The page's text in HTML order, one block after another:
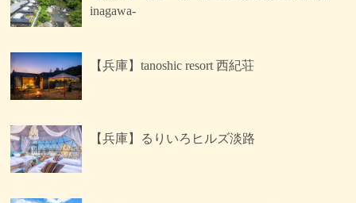
inagawa-
【兵庫】tanoshic resort 西紀荘
【兵庫】るりいろヒルズ淡路